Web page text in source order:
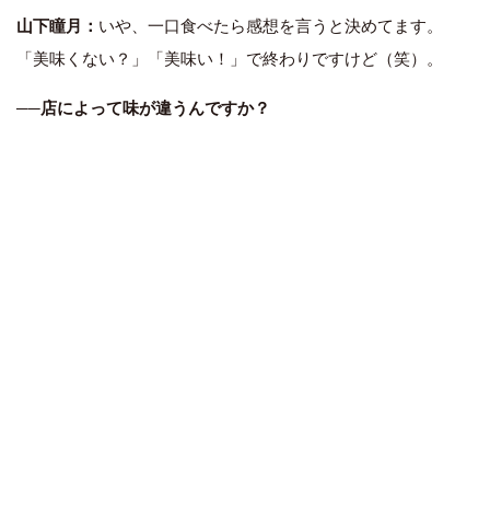
山下瞳月： いや、一口食べたら感想を言うと決めてます。
「美味くない？」「美味い！」で終わりですけど（笑）。
──店によって味が違うんですか？